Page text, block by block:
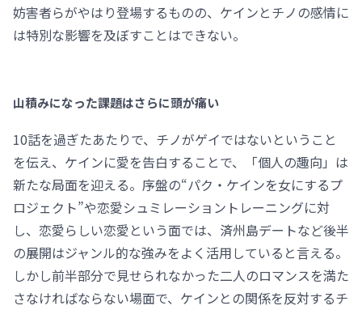
妨害者らがやはり登場するものの、ケインとチノの感情に
は特別な影響を及ぼすことはできない。
山積みになった課題はさらに頭が痛い
10話を過ぎたあたりで、チノがゲイではないということ
を伝え、ケインに愛を告白することで、「個人の趣向」は
新たな局面を迎える。序盤の“パク・ケインを女にするプ
ロジェクト”や恋愛シュミレーショントレーニングに対
し、恋愛らしい恋愛という面では、済州島デートなど後半
の展開はジャンル的な強みをよく活用していると言える。
しかし前半部分で見せられなかった二人のロマンスを満た
さなければならない場面で、ケインとの関係を反対するチ